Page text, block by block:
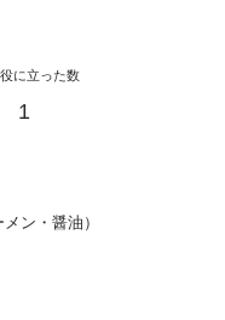
役に立った数
1
ン・醤油）